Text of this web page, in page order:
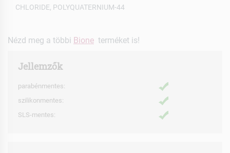
CHLORIDE, POLYQUATERNIUM-44
Nézd meg a többi Bione terméket is!
Jellemzők
parabénmentes:
szilikonmentes:
SLS-mentes: